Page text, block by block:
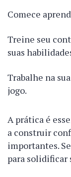
Comece
Treine seu
suas
Trabalhe na
jogo.
A prática é
a construir
importantes.
para solidificar